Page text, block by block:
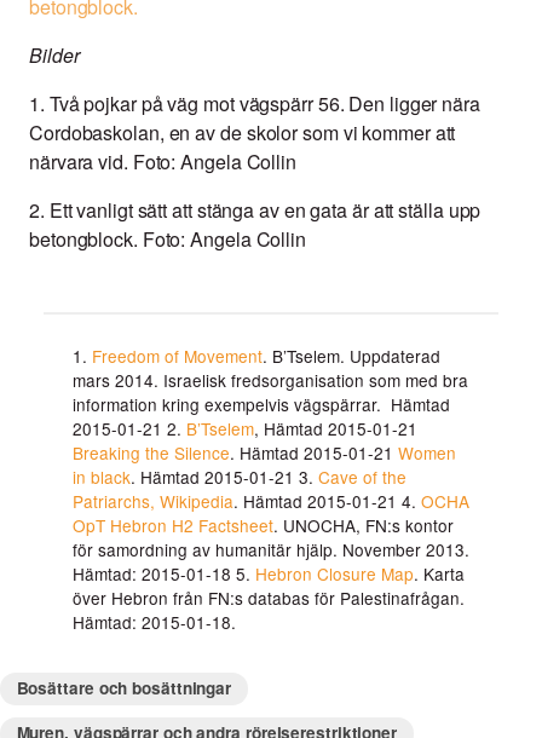
Bilder
1. Två pojkar på väg mot vägspärr 56. Den ligger nära
Cordobaskolan, en av de skolor som vi kommer att
närvara vid. Foto: Angela Collin
2. Ett vanligt sätt att stänga av en gata är att ställa upp
betongblock. Foto: Angela Collin
1. Freedom of Movement. B’Tselem. Uppdaterad
mars 2014. Israelisk fredsorganisation som med bra
information kring exempelvis vägspärrar. Hämtad
2015-01-21 2. B’Tselem, Hämtad 2015-01-21
Breaking the Silence. Hämtad 2015-01-21 Women
in black. Hämtad 2015-01-21 3. Cave of the
Patriarchs, Wikipedia. Hämtad 2015-01-21 4. OCHA
OpT Hebron H2 Factsheet. UNOCHA, FN:s kontor
för samordning av humanitär hjälp. November 2013.
Hämtad: 2015-01-18 5. Hebron Closure Map. Karta
över Hebron från FN:s databas för Palestinafrågan.
Hämtad: 2015-01-18.
Bosättare och bosättningar
Muren, vägspärrar och andra rörelserestriktioner